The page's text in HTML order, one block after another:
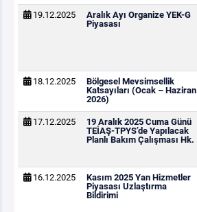
19.12.2025
Aralık Ayı Organize YEK-G
Piyasası
18.12.2025
Bölgesel Mevsimsellik
Katsayıları (Ocak – Haziran
2026)
17.12.2025
19 Aralık 2025 Cuma Günü
TEİAŞ-TPYS’de Yapılacak
Planlı Bakım Çalışması Hk.
16.12.2025
Kasım 2025 Yan Hizmetler
Piyasası Uzlaştırma
Bildirimi